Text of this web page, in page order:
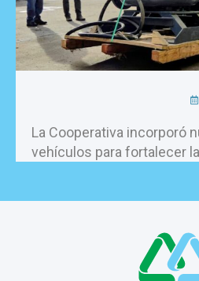
La Cooperativa incorporó
vehículos para fortalecer